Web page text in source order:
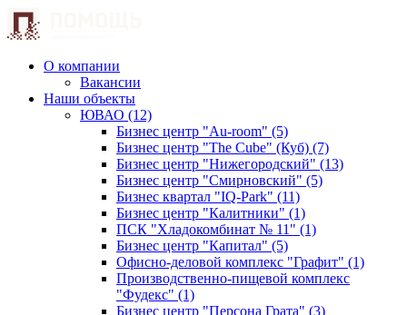
О компании
Вакансии
Наши объекты
ЮВАО (12)
Бизнес центр "Au-room" (5)
Бизнес центр "The Cube" (Куб) (7)
Бизнес центр "Нижегородский" (13)
Бизнес центр "Смирновский" (5)
Бизнес квартал "IQ-Park" (11)
Бизнес центр "Калитники" (1)
ПСК "Хладокомбинат № 11" (1)
Бизнес центр "Капитал" (5)
Офисно-деловой комплекс "Графит" (1)
Производственно-пищевой комплекс
"Фудекс" (1)
Бизнес центр "Персона Грата" (3)